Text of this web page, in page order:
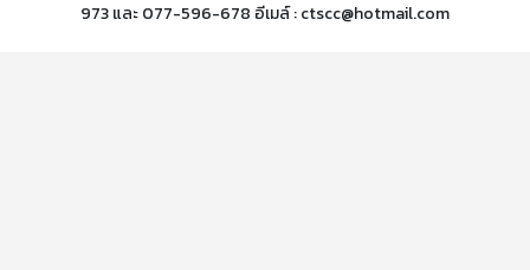
973 และ 077-596-678 อีเมล์ : ctscc@hotmail.com